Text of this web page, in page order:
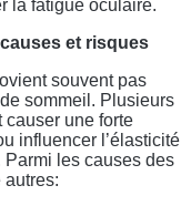
la fatigue oculaire.
et risques
souvent pas
sommeil. Plusieurs
causer une forte
influencer l’élasticité
les causes des
autres: